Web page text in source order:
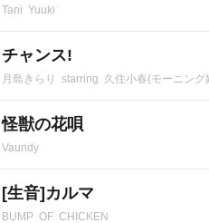
Tani Yuuki
チャンス!
月島きらり starring 久住小春(モーニング
怪獣の花唄
Vaundy
[生音]カルマ
BUMP OF CHICKEN